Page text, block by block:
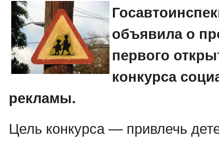
объявила о
первого
конкурса
рекламы.
Цель конкурса — привлечь